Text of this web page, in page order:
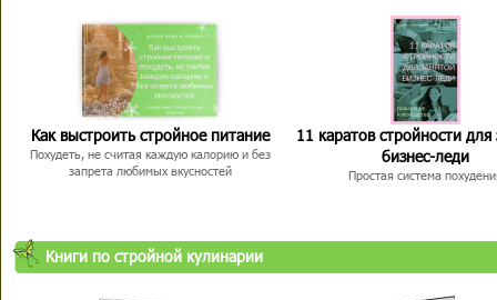
Как выстроить стройное питание
Похудеть, не считая каждую калорию и без
запрета любимых вкусностей
11 каратов стройности для
бизнес-леди
Простая система
Книги по стройной кулинарии